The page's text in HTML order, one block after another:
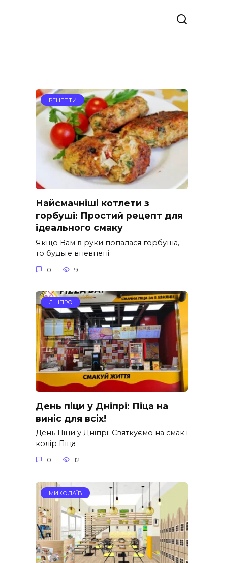
РЕЦЕПТИ
Найсмачніші котлети з
горбуші: Простий рецепт для
ідеального смаку
Якщо Вам в руки попалася горбуша,
то будьте впевнені
0 9
ДНІПРО
День піци у Дніпрі: Піца на
виніс для всіх!
День Піци у Дніпрі: Святкуємо на смак і
колір Піца
0 12
МИКОЛАЇВ